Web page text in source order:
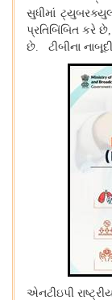
સુધીમાં
પ્રતિબિંબિત કરે છે
છે
ટીબીના
એનટીઇપી